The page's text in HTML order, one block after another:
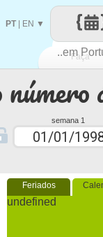
semana 1
Feriados
undefined
Faça
..em
PT| EN ▼